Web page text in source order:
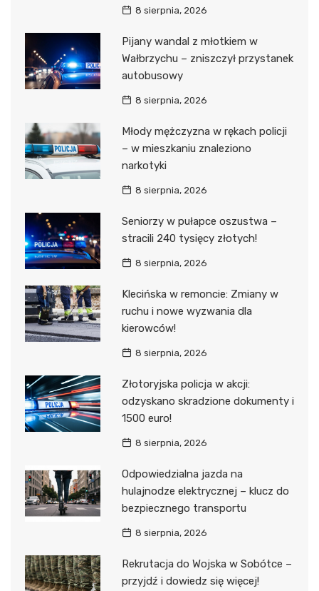
8 sierpnia, 2026
Pijany wandal z młotkiem w
Wałbrzychu – zniszczył przystanek
autobusowy
8 sierpnia, 2026
Młody mężczyzna w rękach policji
– w mieszkaniu znaleziono
narkotyki
8 sierpnia, 2026
Seniorzy w pułapce oszustwa –
stracili 240 tysięcy złotych!
8 sierpnia, 2026
Klecińska w remoncie: Zmiany w
ruchu i nowe wyzwania dla
kierowców!
8 sierpnia, 2026
Złotoryjska policja w akcji:
odzyskano skradzione dokumenty i
1500 euro!
8 sierpnia, 2026
Odpowiedzialna jazda na
hulajnodze elektrycznej – klucz do
bezpiecznego transportu
8 sierpnia, 2026
Rekrutacja do Wojska w Sobótce –
przyjdź i dowiedz się więcej!